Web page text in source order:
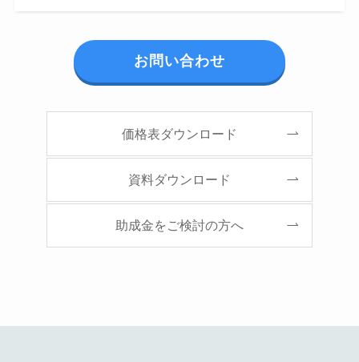
お問い合わせ
価格表ダウンロード
資料ダウンロード
助成金をご検討の方へ